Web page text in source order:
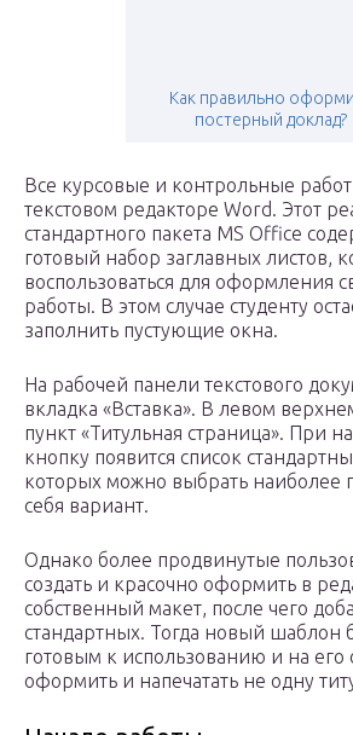
Как правильно
постерный доклад?
Все курсовые и контрольные
текстовом редакторе Word. Этот
стандартного пакета MS Office
готовый набор заглавных листов,
воспользоваться для оформления
работы. В этом случае студенту
заполнить пустующие окна.
На рабочей панели текстового
вкладка «Вставка». В левом
пункт «Титульная страница». При
кнопку появится список
которых можно выбрать наиболее
себя вариант.
Однако более продвинутые
создать и красочно оформить в
собственный макет, после чего
стандартных. Тогда новый шаблон
готовым к использованию и на
оформить и напечатать не одну